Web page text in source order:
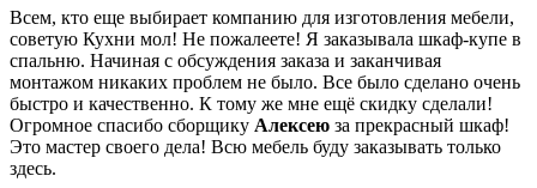
Всем, кто еще выбирает компанию для изготовления мебели,
советую Кухни мол! Не пожалеете! Я заказывала шкаф-купе в
спальню. Начиная с обсуждения заказа и заканчивая
монтажом никаких проблем не было. Все было сделано очень
быстро и качественно. К тому же мне ещё скидку сделали!
Огромное спасибо сборщику Алексею за прекрасный шкаф!
Это мастер своего дела! Всю мебель буду заказывать только
здесь.